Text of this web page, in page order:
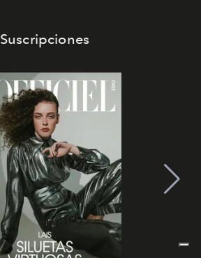
Suscripciones